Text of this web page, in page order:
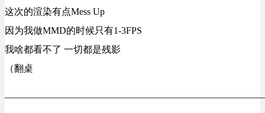
这次的渲染有点Mess Up
因为我做MMD的时候只有1-3FPS
我啥都看不了 一切都是残影
（翻桌